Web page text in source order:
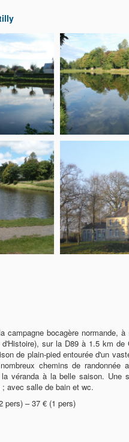
campagne bocagère normande,
sur la D89 à 1.5 km
de plain-pied entourée d'un
chemins de
véranda à la belle saison. Une
avec salle de bain et wc.
pers) – 37 € (1 pers)